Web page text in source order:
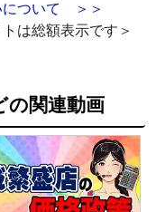
について ＞＞
トは総額表示です＞
の関連動画